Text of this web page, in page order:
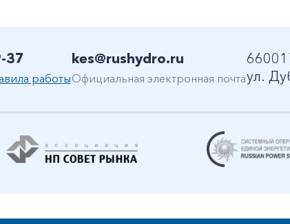
37
работы
kes@rushydro.ru
Официальная электронная почтаул.